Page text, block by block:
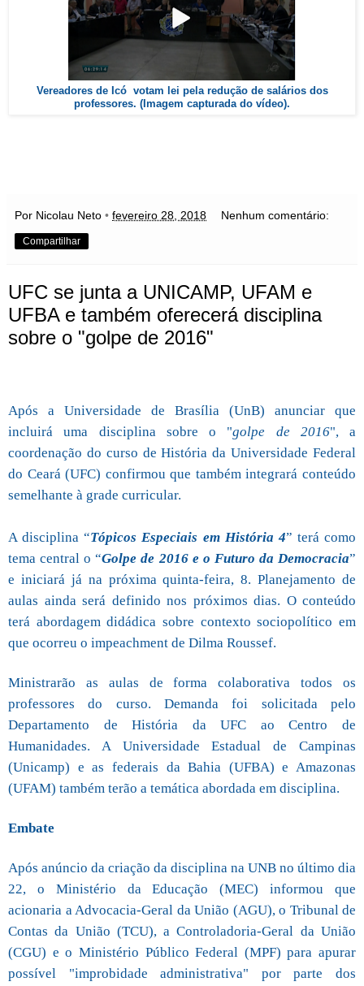
Vereadores de Icó votam lei pela redução de salários dos
professores. (Imagem capturada do vídeo).
Por Nicolau Neto • fevereiro 28, 2018 Nenhum comentário:
Compartilhar
UFC se junta a UNICAMP, UFAM e
UFBA e também oferecerá disciplina
sobre o "golpe de 2016"
Após a Universidade de Brasília (UnB) anunciar que
incluirá uma disciplina sobre o "golpe de 2016", a
coordenação do curso de História da Universidade Federal
do Ceará (UFC) confirmou que também integrará conteúdo
semelhante à grade curricular.
A disciplina “Tópicos Especiais em História 4” terá como
tema central o “Golpe de 2016 e o Futuro da Democracia”
e iniciará já na próxima quinta-feira, 8. Planejamento de
aulas ainda será definido nos próximos dias. O conteúdo
terá abordagem didádica sobre contexto sociopolítico em
que ocorreu o impeachment de Dilma Roussef.
Ministrarão as aulas de forma colaborativa todos os
professores do curso. Demanda foi solicitada pelo
Departamento de História da UFC ao Centro de
Humanidades. A Universidade Estadual de Campinas
(Unicamp) e as federais da Bahia (UFBA) e Amazonas
(UFAM) também terão a temática abordada em disciplina.
Embate
Após anúncio da criação da disciplina na UNB no último dia
22, o Ministério da Educação (MEC) informou que
acionaria a Advocacia-Geral da União (AGU), o Tribunal de
Contas da União (TCU), a Controladoria-Geral da União
(CGU) e o Ministério Público Federal (MPF) para apurar
possível "improbidade administrativa" por parte dos